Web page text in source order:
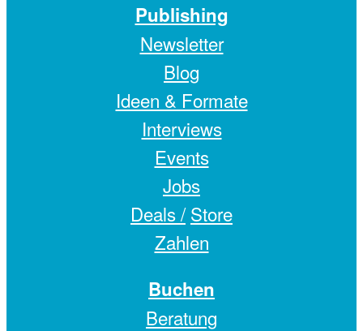
Publishing
Newsletter
Blog
Ideen & Formate
Interviews
Events
Jobs
Deals / Store
Zahlen
Buchen
Beratung